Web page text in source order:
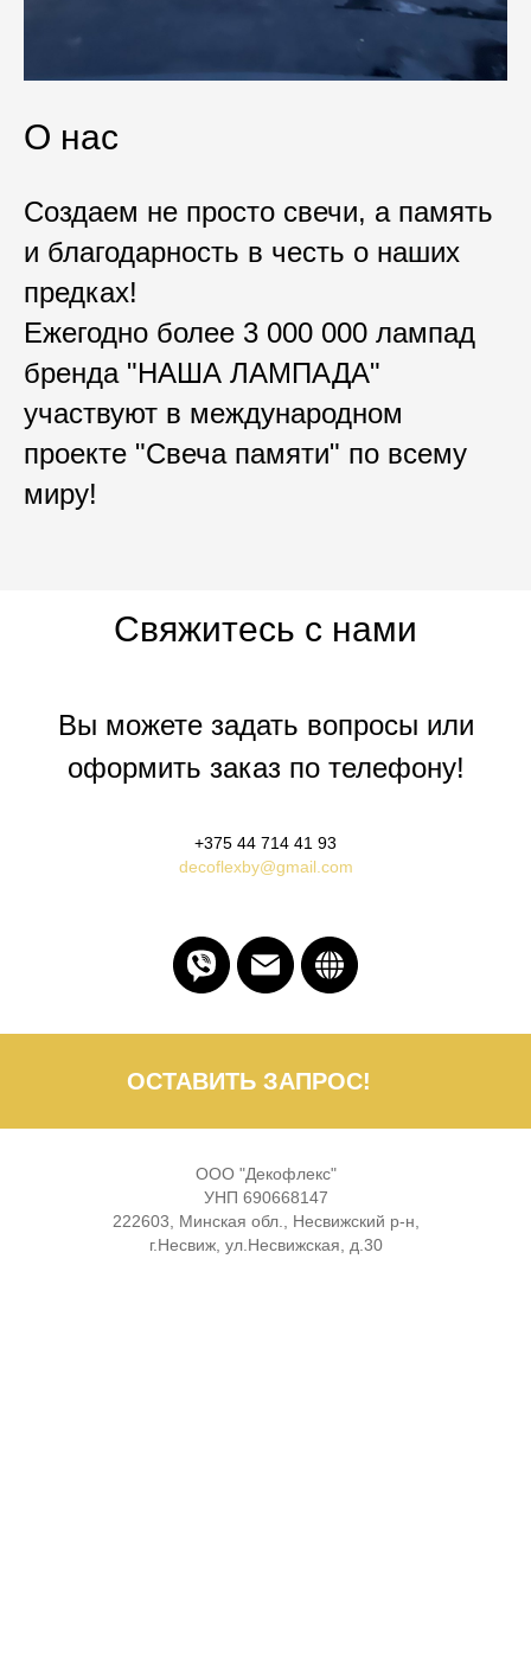
О нас
Создаем не просто свечи, а память
и благодарность в честь о наших
предках!
Ежегодно более 3 000 000 лампад
бренда "НАША ЛАМПАДА"
участвуют в международном
проекте "Свеча памяти" по всему
миру!
Свяжитесь с нами
Вы можете задать вопросы или
оформить заказ по телефону!
+375 44 714 41 93
decoflexby@gmail.com
ОСТАВИТЬ ЗАПРОС!
ООО "Декофлекс"
УНП 690668147
222603, Минская обл., Несвижский р-н,
г.Несвиж, ул.Несвижская, д.30